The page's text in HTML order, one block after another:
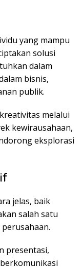
yang mampu
solusi
dalam
bisnis,
publik.
melalui
kewirausahaan,
eksplorasi
jelas, baik
salah satu
presentasi,